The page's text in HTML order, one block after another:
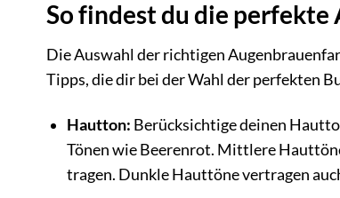
So findest du die
Die Auswahl der richtigen
Tipps, die dir bei der Wahl der perfekten
Hautton: Berücksichtige deinen
Tönen wie Beerenrot. Mittlere
tragen. Dunkle Hauttöne vertragen